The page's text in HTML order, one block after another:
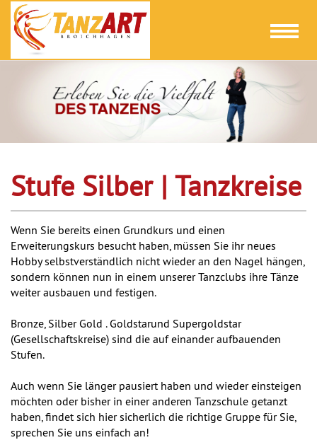
Toggle
Stufe Silber | Tanzkreise
Wenn Sie bereits einen Grundkurs und einen
Erweiterungskurs besucht haben, müssen Sie ihr neues
Hobby selbstverständlich nicht wieder an den Nagel hängen,
sondern können nun in einem unserer Tanzclubs ihre Tänze
weiter ausbauen und festigen.
Bronze, Silber Gold . Goldstarund Supergoldstar
(Gesellschaftskreise) sind die auf einander aufbauenden
Stufen.
Auch wenn Sie länger pausiert haben und wieder einsteigen
möchten oder bisher in einer anderen Tanzschule getanzt
haben, findet sich hier sicherlich die richtige Gruppe für Sie,
sprechen Sie uns einfach an!